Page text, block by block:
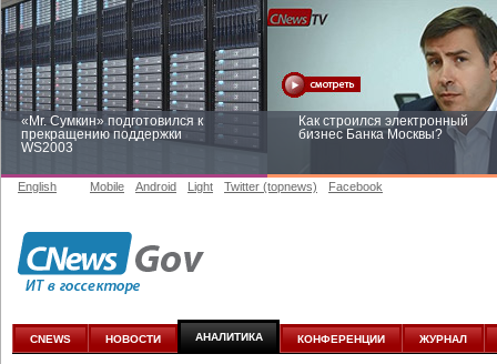
«Mr. Сумкин» подготовился к
прекращению поддержки
WS2003
Как строился электронный
бизнес Банка Москвы?
Заоблачная оптимизация: как
аналитике
English Mobile Android Light Twitter (topnews) Facebook
CNEWS НОВОСТИ АНАЛИТИКА КОНФЕРЕНЦИИ ЖУРНАЛ